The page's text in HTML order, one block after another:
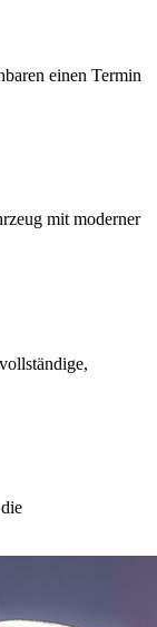
einen Termin
mit moderner